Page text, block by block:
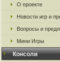
О проекте
Новости игр и
Вопросы и
Мини Игры
Консоли